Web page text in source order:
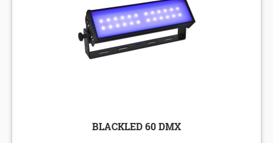
BLACKLED 60 DMX